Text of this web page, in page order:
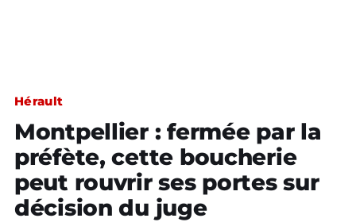
Hérault
Montpellier : fermée par la
préfète, cette boucherie
peut rouvrir ses portes sur
décision du juge